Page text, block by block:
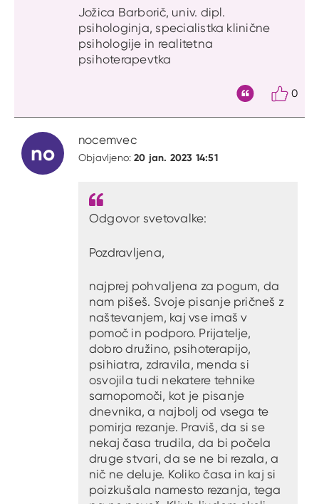
Jožica Barborič, univ. dipl.
psihologinja, specialistka klinične
psihologije in realitetna
psihoterapevtka
0
no
nocemvec
Objavljeno:20 jan. 2023 14:51
Odgovor svetovalke:
Pozdravljena,
najprej pohvaljena za pogum, da
nam pišeš. Svoje pisanje pričneš z
naštevanjem, kaj vse imaš v
pomoč in podporo. Prijatelje,
dobro družino, psihoterapijo,
psihiatra, zdravila, menda si
osvojila tudi nekatere tehnike
samopomoči, kot je pisanje
dnevnika, a najbolj od vsega te
pomirja rezanje. Praviš, da si se
nekaj časa trudila, da bi počela
druge stvari, da se ne bi rezala, a
nič ne deluje. Koliko časa in kaj si
poizkušala namesto rezanja, tega